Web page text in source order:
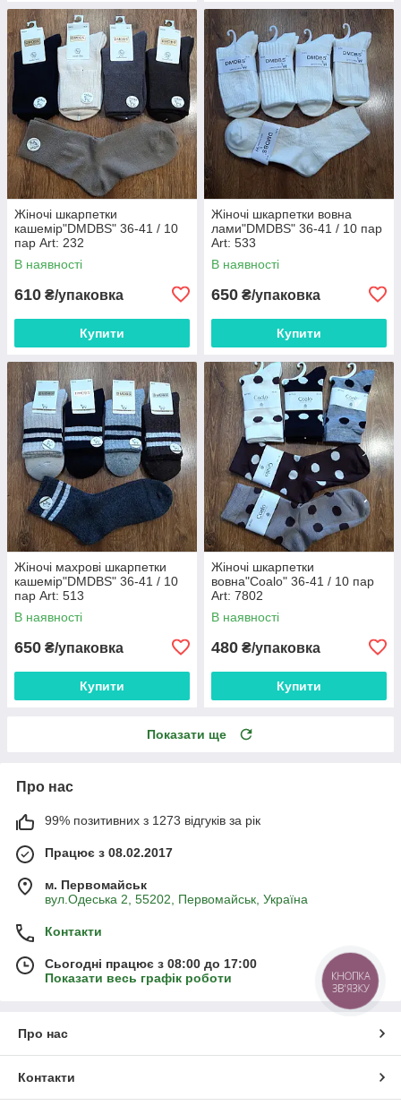
Жіночі шкарпетки
кашемір"DMDBS" 36-41 / 10
пар Art: 232
В наявності
610 ₴/упаковка
Купити
Жіночі шкарпетки вовна
лами"DMDBS" 36-41 / 10 пар
Art: 533
В наявності
650 ₴/упаковка
Купити
Жіночі махрові шкарпетки
кашемір"DMDBS" 36-41 / 10
пар Art: 513
В наявності
650 ₴/упаковка
Купити
Жіночі шкарпетки
вовна"Coalo" 36-41 / 10 пар
Art: 7802
В наявності
480 ₴/упаковка
Купити
Показати ще
Про нас
99% позитивних з 1273 відгуків за рік
Працює з 08.02.2017
м. Первомайськ
вул.Одеська 2, 55202, Первомайськ, Україна
Контакти
Сьогодні працює з 08:00 до 17:00
Показати весь графік роботи
Про нас
Контакти
КНОПКА
ЗВ'ЯЗКУ